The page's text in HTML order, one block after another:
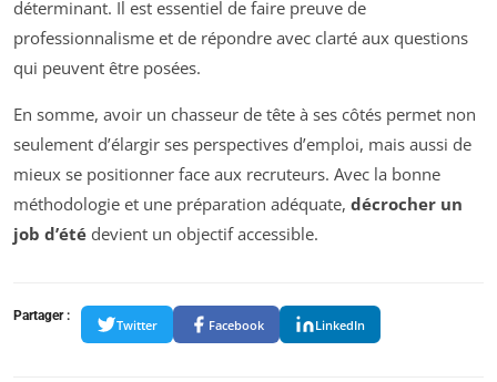
déterminant. Il est essentiel de faire preuve de
professionnalisme et de répondre avec clarté aux questions
qui peuvent être posées.
En somme, avoir un chasseur de tête à ses côtés permet non
seulement d’élargir ses perspectives d’emploi, mais aussi de
mieux se positionner face aux recruteurs. Avec la bonne
méthodologie et une préparation adéquate, décrocher un
job d’été devient un objectif accessible.
Partager :
Twitter Facebook LinkedIn